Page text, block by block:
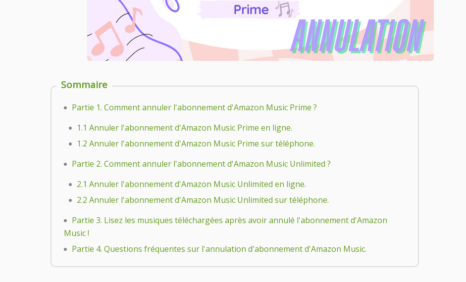
Sommaire
Partie 1. Comment annuler l'abonnement d'Amazon Music Prime ?
1.1 Annuler l'abonnement d'Amazon Music Prime en ligne.
1.2 Annuler l'abonnement d'Amazon Music Prime sur téléphone.
Partie 2. Comment annuler l'abonnement d'Amazon Music Unlimited ?
2.1 Annuler l'abonnement d'Amazon Music Unlimited en ligne.
2.2 Annuler l'abonnement d'Amazon Music Unlimited sur téléphone.
Partie 3. Lisez les musiques téléchargées après avoir annulé l'abonnement d'Amazon
Music !
Partie 4. Questions fréquentes sur l'annulation d'abonnement d'Amazon Music.